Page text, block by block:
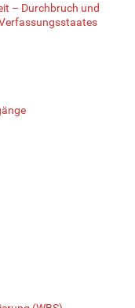
– Durchbruch und